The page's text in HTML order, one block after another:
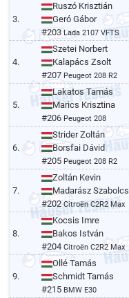
3.
Ruszó Krisztián
Geró Gábor
#203Lada 2107 VFTS
4.
Szetei Norbert
Kalapács Zsolt
#207 Peugeot 208 R2
5.
Lakatos Tamás
Marics Krisztina
#206 Peugeot 208
6.
Strider Zoltán
Borsfai Dávid
#205 Peugeot 208 R2
7.
Zoltán Kevin
Madarász Szabolcs
#202Citroën C2R2 Max
8.
Kocsis Imre
Bakos István
#204Citroën C2R2 Max
9.
Ollé Tamás
Schmidt Tamás
#215 BMW E30